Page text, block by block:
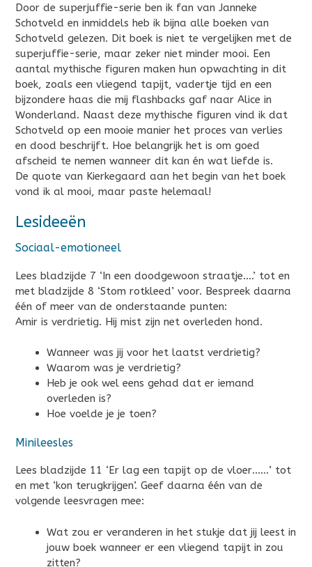
Door de superjuffie-serie ben ik fan van Janneke
Schotveld en inmiddels heb ik bijna alle boeken van
Schotveld gelezen. Dit boek is niet te vergelijken met de
superjuffie-serie, maar zeker niet minder mooi. Een
aantal mythische figuren maken hun opwachting in dit
boek, zoals een vliegend tapijt, vadertje tijd en een
bijzondere haas die mij flashbacks gaf naar Alice in
Wonderland. Naast deze mythische figuren vind ik dat
Schotveld op een mooie manier het proces van verlies
en dood beschrijft. Hoe belangrijk het is om goed
afscheid te nemen wanneer dit kan én wat liefde is.
De quote van Kierkegaard aan het begin van het boek
vond ik al mooi, maar paste helemaal!
Lesideeën
Sociaal-emotioneel
Lees bladzijde 7 ‘In een doodgewoon straatje….’ tot en
met bladzijde 8 ‘Stom rotkleed’ voor. Bespreek daarna
één of meer van de onderstaande punten:
Amir is verdrietig. Hij mist zijn net overleden hond.
Wanneer was jij voor het laatst verdrietig?
Waarom was je verdrietig?
Heb je ook wel eens gehad dat er iemand
overleden is?
Hoe voelde je je toen?
Minileesles
Lees bladzijde 11 ‘Er lag een tapijt op de vloer……’ tot
en met ‘kon terugkrijgen’. Geef daarna één van de
volgende leesvragen mee:
Wat zou er veranderen in het stukje dat jij leest in
jouw boek wanneer er een vliegend tapijt in zou
zitten?